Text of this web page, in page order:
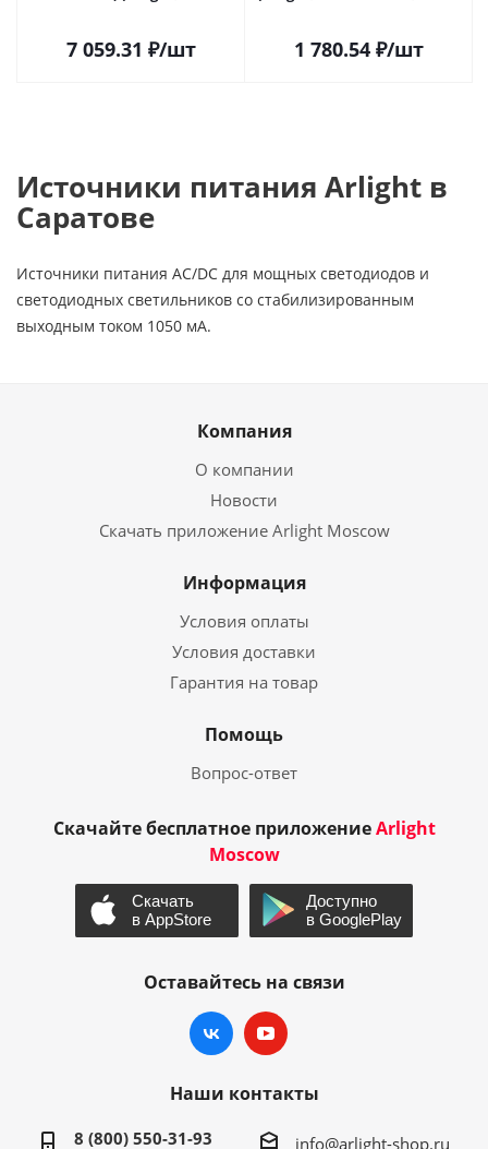
7 059.31 ₽/шт 1 780.54₽/шт
Источники питания Arlight в
Саратове
Источники питания AC/DC для мощных светодиодов и
светодиодных светильников со стабилизированным
выходным током 1050 мА.
Компания
О компании
Новости
Скачать приложение Arlight Moscow
Информация
Условия оплаты
Условия доставки
Гарантия на товар
Помощь
Вопрос-ответ
Скачайте бесплатное приложениеArlight
Moscow
Оставайтесь на связи
Наши контакты
8 (800) 550-31-93 info@arlight-shop.ru